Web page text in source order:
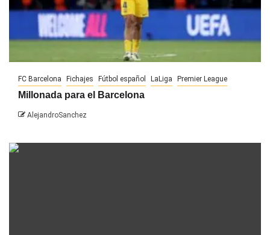
FC Barcelona Fichajes Fútbol español LaLiga Premier League
Millonada para el Barcelona
AlejandroSanchez